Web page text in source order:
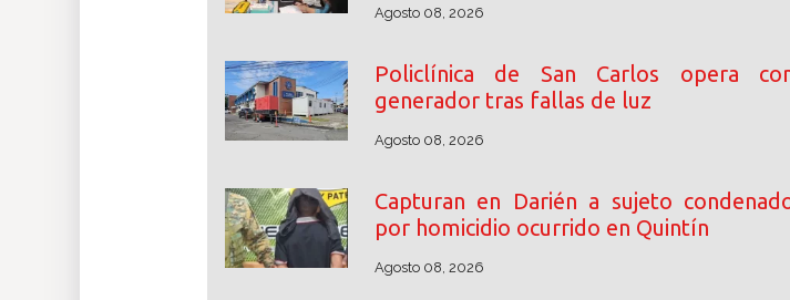
Agosto 08, 2026
Policlínica de San Carlos opera
generador tras fallas de luz
Agosto 08, 2026
Capturan en Darién a sujeto
por homicidio ocurrido en Quintín
Agosto 08, 2026